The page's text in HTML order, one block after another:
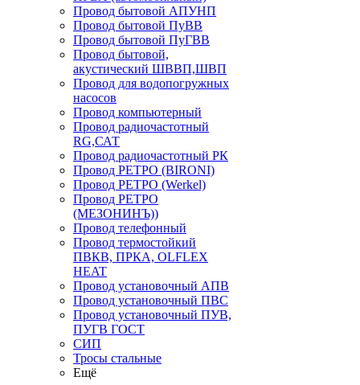
Провод бытовой АПУНП
Провод бытовой ПуВВ
Провод бытовой ПуГВВ
Провод бытовой,
акустический ШВВП,ШВП
Провод для водопогружных
насосов
Провод компьютерный
Провод радиочастотный
RG,САТ
Провод радиочастотный РК
Провод РЕТРО (BIRONI)
Провод РЕТРО (Werkel)
Провод РЕТРО
(МЕЗОНИНЪ))
Провод телефонный
Провод термостойкий
ПВКВ, ПРКА, OLFLEX
HEAT
Провод установочный АПВ
Провод установочный ПВС
Провод установочный ПУВ,
ПУГВ ГОСТ
СИП
Тросы стальные
Ещё